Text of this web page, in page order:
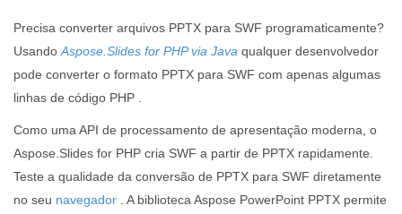
Precisa converter arquivos PPTX para SWF programaticamente?
Usando Aspose.Slides for PHP via Java qualquer desenvolvedor
pode converter o formato PPTX para SWF com apenas algumas
linhas de código PHP .
Como uma API de processamento de apresentação moderna, o
Aspose.Slides for PHP cria SWF a partir de PPTX rapidamente.
Teste a qualidade da conversão de PPTX para SWF diretamente
no seu navegador . A biblioteca Aspose PowerPoint PPTX permite